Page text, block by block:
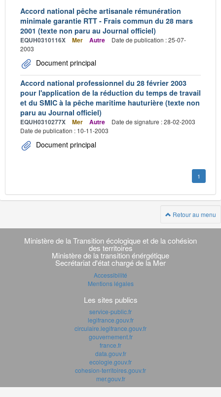
Accord national pêche artisanale rémunération
minimale garantie RTT - Frais commun du 28 mars
2001 (texte non paru au Journal officiel)
EQUH0310116X Mer Autre
Date de publication : 25-07-
2003
Document principal
Accord national professionnel du 28 février 2003
pour l'application de la réduction du temps de travail
et du SMIC à la pêche maritime hauturière (texte non
paru au Journal officiel)
EQUH0310277X Mer Autre
Date de signature : 28-02-2003
Date de publication : 10-11-2003
Document principal
1
Retour au menu
Navigation
transverse
Ministère de la Transition écologique et de la cohésion
des territoires
Ministère de la transition énérgétique
Secrétariat d'état chargé de la Mer
Accessibilité
Mentions légales
Les sites publics
service-public.fr
legifrance.gouv.fr
circulaire.legifrance.gouv.fr
gouvernement.fr
france.fr
data.gouv.fr
ecologie.gouv.fr
cohesion-territoires.gouv.fr
mer.gouv.fr